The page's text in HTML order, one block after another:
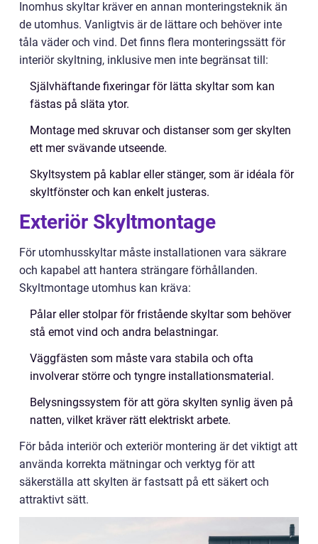
Inomhus skyltar kräver en annan monteringsteknik än
de utomhus. Vanligtvis är de lättare och behöver inte
tåla väder och vind. Det finns flera monteringssätt för
interiör skyltning, inklusive men inte begränsat till:
Självhäftande fixeringar för lätta skyltar som kan
fästas på släta ytor.
Montage med skruvar och distanser som ger skylten
ett mer svävande utseende.
Skyltsystem på kablar eller stänger, som är idéala för
skyltfönster och kan enkelt justeras.
Exteriör Skyltmontage
För utomhusskyltar måste installationen vara säkrare
och kapabel att hantera strängare förhållanden.
Skyltmontage utomhus kan kräva:
Pålar eller stolpar för fristående skyltar som behöver
stå emot vind och andra belastningar.
Väggfästen som måste vara stabila och ofta
involverar större och tyngre installationsmaterial.
Belysningssystem för att göra skylten synlig även på
natten, vilket kräver rätt elektriskt arbete.
För båda interiör och exteriör montering är det viktigt att
använda korrekta mätningar och verktyg för att
säkerställa att skylten är fastsatt på ett säkert och
attraktivt sätt.